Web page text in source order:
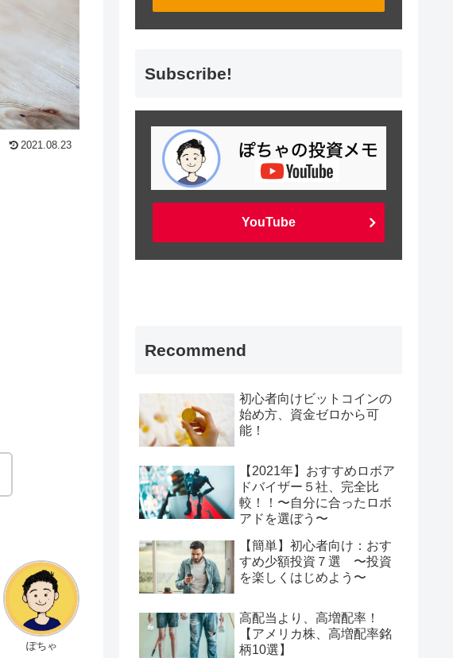
2021.08.23
ぽちゃ
Subscribe!
YouTube
Recommend
初心者向けビットコインの
始め方、資金ゼロから可
能！
【2021年】おすすめロボア
ドバイザー５社、完全比
較！！〜自分に合ったロボ
アドを選ぼう〜
【簡単】初心者向け：おす
すめ少額投資７選 〜投資
を楽しくはじめよう〜
高配当より、高増配率！
【アメリカ株、高増配率銘
柄10選】